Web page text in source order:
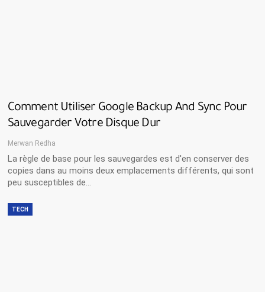
Comment Utiliser Google Backup And Sync Pour
Sauvegarder Votre Disque Dur
Merwan Redha
La règle de base pour les sauvegardes est d'en conserver des
copies dans au moins deux emplacements différents, qui sont
peu susceptibles de…
TECH